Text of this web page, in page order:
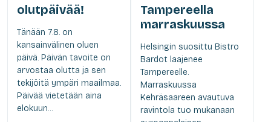
olutpäivää!
Tänään 7.8. on
kansainvälinen oluen
päivä. Päivän tavoite on
arvostaa olutta ja sen
tekijöitä ympäri maailmaa.
Päivää vietetään aina
elokuun...
Tampereella
marraskuussa
Helsingin suosittu Bistro
Bardot laajenee
Tampereelle.
Marraskuussa
Kehräsaareen avautuva
ravintola tuo mukanaan